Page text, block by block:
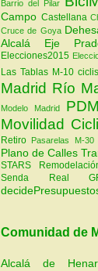
Barrio del Pilar
Campo Castellana
Cruce de Goya
Alcalá Eje
Elecciones2015
Las Tablas M-10
Madrid Río
Modelo Madrid
Movilidad
Retiro Pasarelas M-30
Plano de Calles
STARS
Senda Real
Comunidad de
Alcalá de